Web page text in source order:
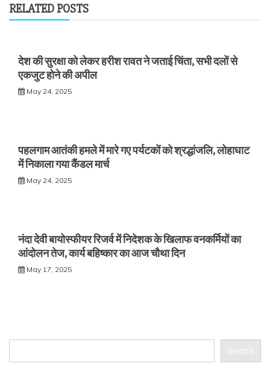
RELATED POSTS
देश की सुरक्षा को लेकर हरीश रावत ने जताई चिंता, सभी दलों से
एकजुट होने की अपील
May 24, 2025
पहलगाम आतंकी हमले में मारे गए पर्यटकों को श्रद्धांजलि, लोहाघाट
में निकाला गया कैंडल मार्च
May 24, 2025
नंदा देवी बायोस्फीयर रिजर्व में निदेशक के खिलाफ वनकर्मियों का
आंदोलन तेज, कार्य बहिष्कार का आज चौथा दिन
May 17, 2025
Search